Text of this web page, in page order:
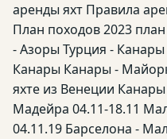
аренды яхт Правила
План походов 2023
- Азоры Турция -
Канары Канары -
яхте из Венеции
Мадейра 04.11-18.11
04.11.19 Барселона -